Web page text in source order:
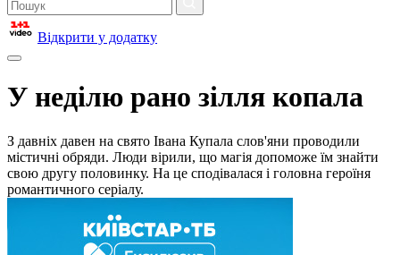
Відкрити у додатку
У неділю рано зілля копала
З давніх давен на свято Івана Купала слов'яни проводили
містичні обряди. Люди вірили, що магія допоможе їм знайти
свою другу половинку. На це сподівалася і головна героїня
романтичного серіалу.